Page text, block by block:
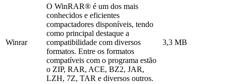
Winrar
O WinRAR® é um dos mais
conhecidos e eficientes
compactadores disponíveis, tendo
como principal destaque a
compatibilidade com diversos
formatos. Entre os formatos
compatíveis com o programa estão
o ZIP, RAR, ACE, BZ2, JAR,
LZH, 7Z, TAR e diversos outros.
3,3 MB